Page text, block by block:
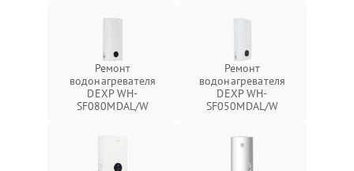
Ремонт
водонагревателя
DEXP WH-
SF080MDAL/W
Ремонт
водонагревателя
DEXP WH-
SF050MDAL/W